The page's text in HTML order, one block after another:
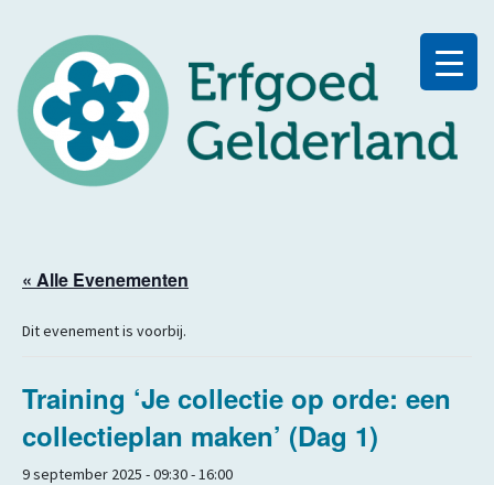
« Alle Evenementen
Dit evenement is voorbij.
Training ‘Je collectie op orde: een
collectieplan maken’ (Dag 1)
9 september 2025 - 09:30-16:00